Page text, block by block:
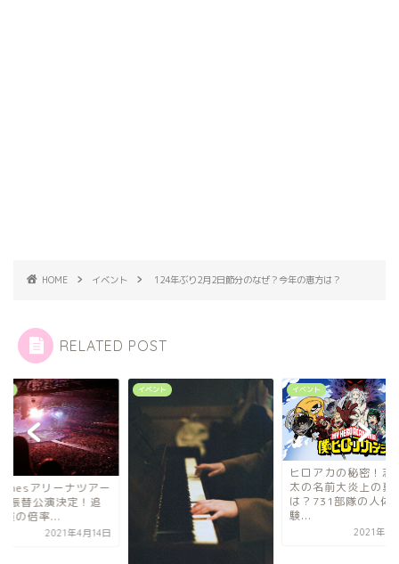
HOME イベント 124年ぶり2月2日節分のなぜ？今年の恵方は？
RELATED POST
アリーナツアー
振替公演決定！追
演の倍率...
2021年4月14日
イベント イベント
ヒロアカの秘密！志
太の名前大炎上の真
は？731部隊の人体
験...
2021年4